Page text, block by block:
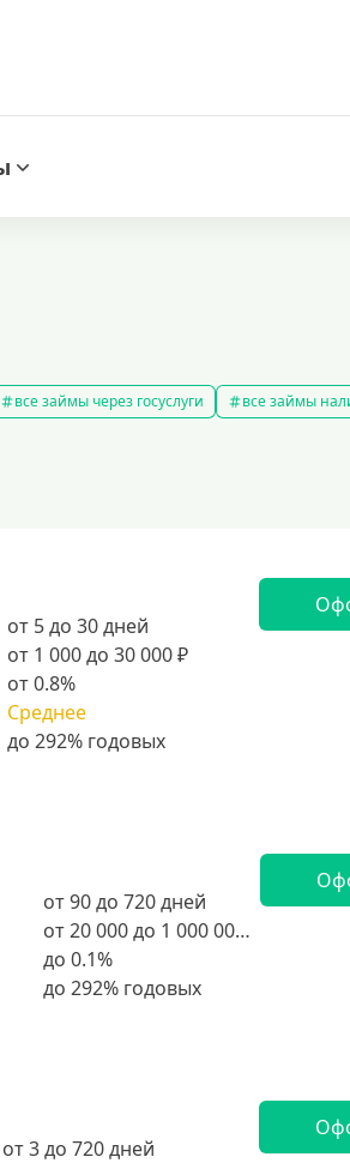
все займы через госуслуги все займы
от 5 до 30 дней
от 1 000 до 30 000 ₽
от 0.8%
Среднее
от 90 до 720 дней
от 20 000 до 1 000 000 ₽
до 0.1%
от 3 до 720 дней